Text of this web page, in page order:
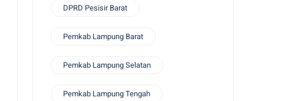
DPRD Pesisir Barat
Pemkab Lampung Barat
Pemkab Lampung Selatan
Pemkab Lampung Tengah